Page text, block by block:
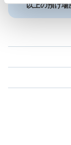
以上の預け場